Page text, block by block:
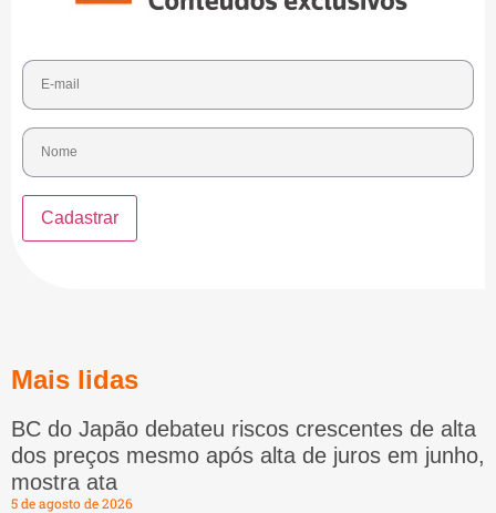
Mais lidas
BC do Japão debateu riscos crescentes de alta
dos preços mesmo após alta de juros em junho,
mostra ata
5 de agosto de 2026